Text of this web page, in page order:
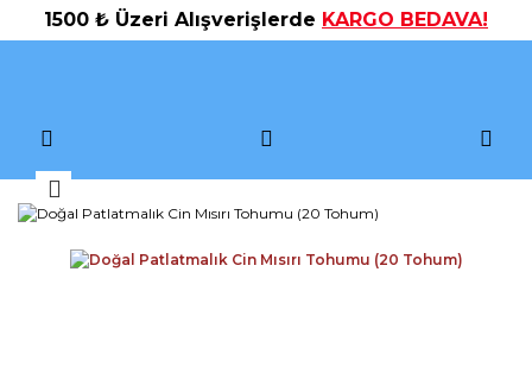
1500 ₺ Üzeri Alışverişlerde KARGO BEDAVA!